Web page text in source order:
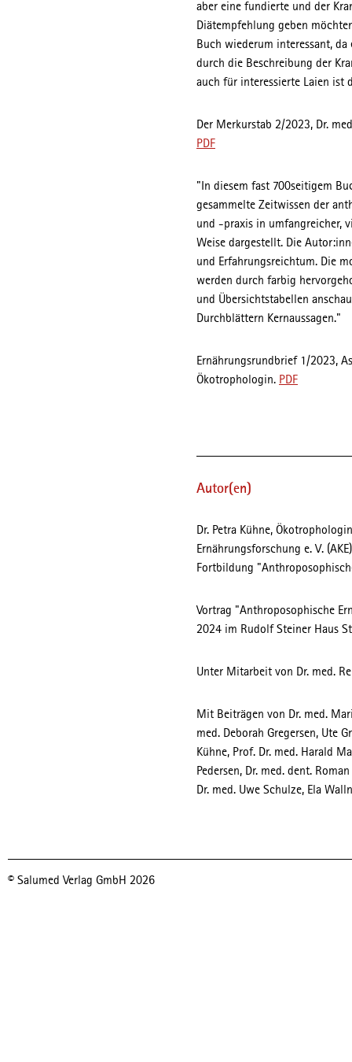
aber eine fundierte und der
Diätempfehlung geben
Buch wiederum interessant, da
durch die Beschreibung der
auch für interessierte Laien ist
Der Merkurstab 2/2023, Dr.
PDF
"In diesem fast 700seitigem
gesammelte Zeitwissen der
und -praxis in umfangreicher,
Weise dargestellt. Die
und Erfahrungsreichtum. Die
werden durch farbig
und Übersichtstabellen
Durchblättern Kernaussagen."
Ernährungsrundbrief 1/2023,
Ökotrophologin. PDF
Autor(en)
Dr. Petra Kühne,
Ernährungsforschung e. V.
Fortbildung
Vortrag "Anthroposophische
2024 im Rudolf Steiner Haus
Unter Mitarbeit von Dr. med.
Mit Beiträgen von Dr. med.
med. Deborah Gregersen, Ute
Kühne, Prof. Dr. med. Harald
Pedersen, Dr. med. dent.
Dr. med. Uwe Schulze, Ela
© Salumed Verlag GmbH 2026